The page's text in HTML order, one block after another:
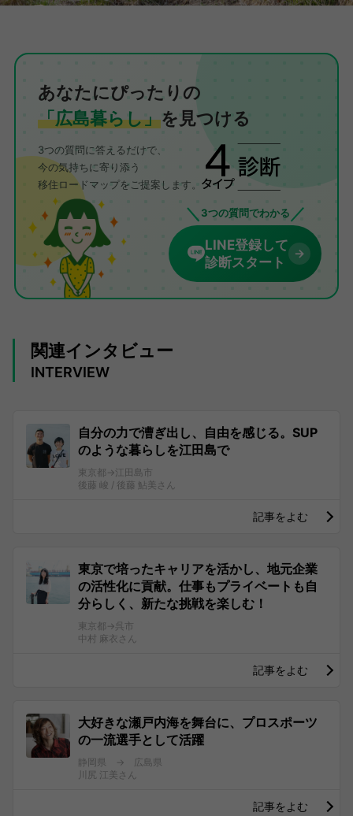
あなたにぴったりの
「広島暮らし」を見つける
3つの質問に答えるだけで、
今の気持ちに寄り添う
移住ロードマップをご提案します。
＼ 3つの質問でわかる ／
LINE登録して
診断スタート
→
関連インタビュー
INTERVIEW
自分の力で漕ぎ出し、自由を感じる。SUP
のような暮らしを江田島で
東京都→江田島市
後藤 峻 / 後藤 鮎美さん
記事をよむ
東京で培ったキャリアを活かし、地元企業
の活性化に貢献。仕事もプライベートも自
分らしく、新たな挑戦を楽しむ！
東京都→呉市
中村 麻衣さん
記事をよむ
大好きな瀬戸内海を舞台に、プロスポーツ
の一流選手として活躍
静岡県 → 広島県
川尻 江美さん
記事をよむ